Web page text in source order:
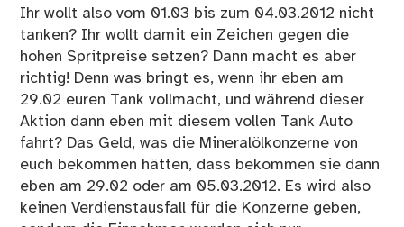
Ihr wollt also vom 01.03 bis zum 04.03.2012 nicht
tanken? Ihr wollt damit ein Zeichen gegen die
hohen Spritpreise setzen? Dann macht es aber
richtig! Denn was bringt es, wenn ihr eben am
29.02 euren Tank vollmacht, und während dieser
Aktion dann eben mit diesem vollen Tank Auto
fahrt? Das Geld, was die Mineralölkonzerne von
euch bekommen hätten, dass bekommen sie dann
eben am 29.02 oder am 05.03.2012. Es wird also
keinen Verdienstausfall für die Konzerne geben,